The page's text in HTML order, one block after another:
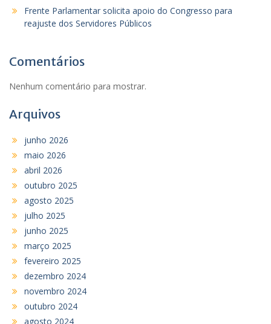
Frente Parlamentar solicita apoio do Congresso para
reajuste dos Servidores Públicos
Comentários
Nenhum comentário para mostrar.
Arquivos
junho 2026
maio 2026
abril 2026
outubro 2025
agosto 2025
julho 2025
junho 2025
março 2025
fevereiro 2025
dezembro 2024
novembro 2024
outubro 2024
agosto 2024